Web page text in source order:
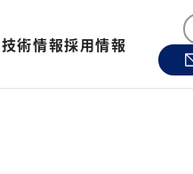
技術情報採用情報